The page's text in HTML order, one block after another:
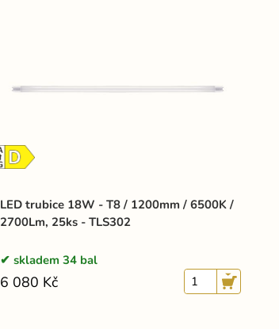
LED trubice 18W - T8 / 1200mm / 6500K /
2700Lm, 25ks - TLS302
skladem 34 bal
6 080 Kč